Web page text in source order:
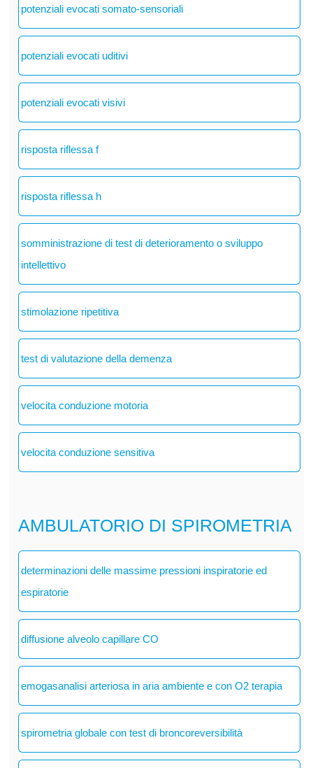
potenziali evocati somato-sensoriali
potenziali evocati uditivi
potenziali evocati visivi
risposta riflessa f
risposta riflessa h
somministrazione di test di deterioramento o sviluppo
intellettivo
stimolazione ripetitiva
test di valutazione della demenza
velocita conduzione motoria
velocita conduzione sensitiva
AMBULATORIO DI SPIROMETRIA
determinazioni delle massime pressioni inspiratorie ed
espiratorie
diffusione alveolo capillare CO
emogasanalisi arteriosa in aria ambiente e con O2 terapia
spirometria globale con test di broncoreversibilità